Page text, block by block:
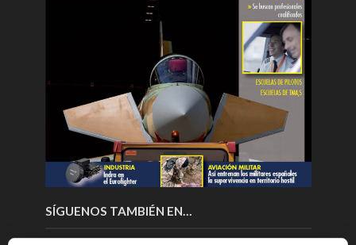
SÍGUENOS TAMBIÉN EN…